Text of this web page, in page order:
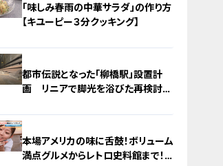
「味しみ春雨の中華サラダ」の作り方
【キユーピー３分クッキング】
都市伝説となった「柳橋駅」設置計
画 リニアで脚光を浴びた再検討の
本場アメリカの味に舌鼓！ボリューム
満点グルメからレトロ史料館まで！